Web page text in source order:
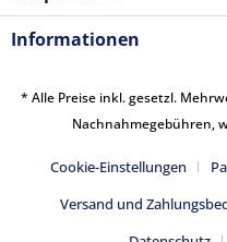
Informationen
* Alle Preise inkl. gesetzl.
Nachnahmegebühren,
Cookie-Einstellungen
Versand und